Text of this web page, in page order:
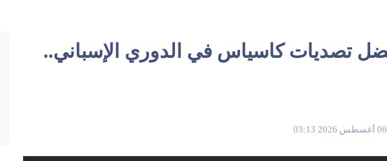
تصديات كاسياس في الدوري الإسباني..